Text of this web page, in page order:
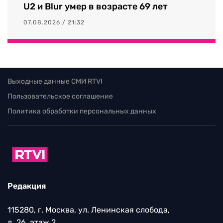
U2 и Blur умер в возрасте 69 лет
07.08.2026 / 21:32
Выходные данные СМИ RTVI
Пользовательское соглашение
Политика обработки персональных данных
Редакция
115280, г. Москва, ул. Ленинская слобода,